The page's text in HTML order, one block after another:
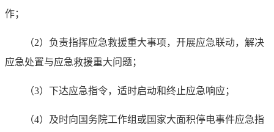
作；
（2）负责指挥应急救援重大事项，开展应急联动，解决
应急处置与应急救援重大问题；
（3）下达应急指令，适时启动和终止应急响应；
（4）及时向国务院工作组或国家大面积停电事件应急指